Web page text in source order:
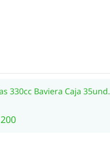
330cc Baviera Caja 35und.